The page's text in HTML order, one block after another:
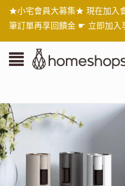
★小宅會員大募集★ 現在加入
筆訂單再享回饋金 ☛ 立即加入